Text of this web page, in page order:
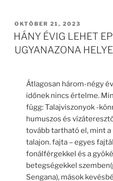
BEKÜLDVE:
OKTÓBER 21, 2023
HÁNY ÉVIG LEHET
UGYANAZONA
Átlagosan három-négy
időnek nincs értelme.
függ: Talajviszonyok -
humuszos és
tovább tartható el, mint a
talajon. fajta – egyes
fonálférgekkel és a
betegségekkel
Sengana), mások